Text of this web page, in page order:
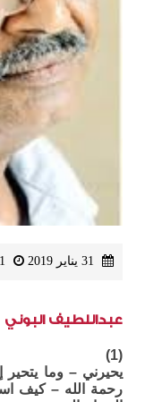
عبداللطيف البوني
(1)
يحيرني – وما
رحمة الله – كيف